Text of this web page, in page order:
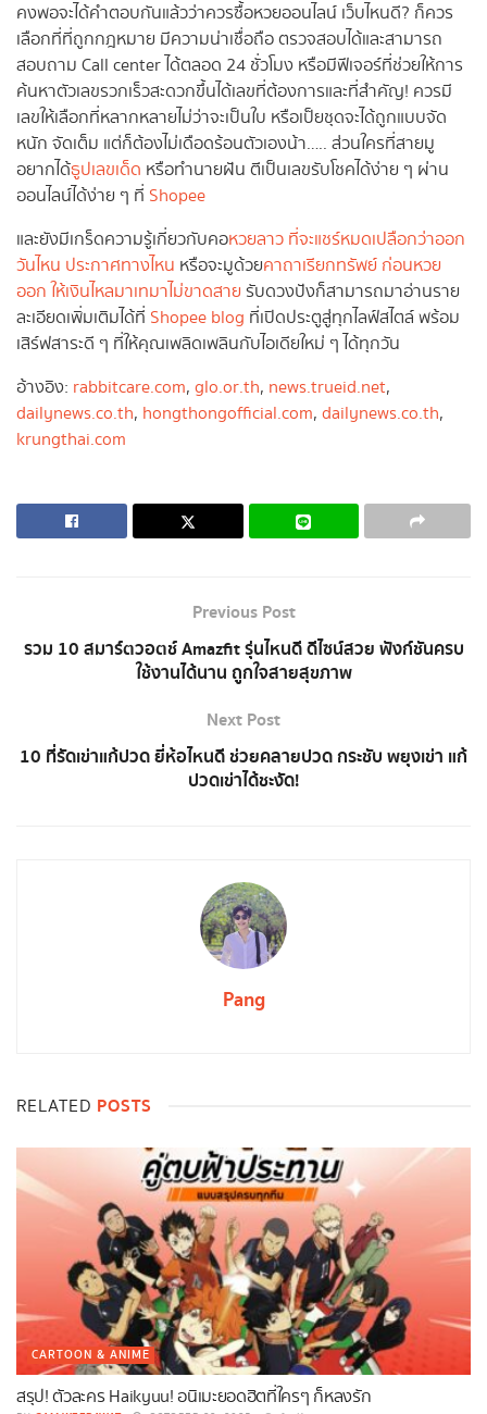
คงพอจะได้คำตอบกันแล้วว่าควรซื้อหวยออนไลน์ เว็บไหนดี? ก็ควร
เลือกที่ที่ถูกกฎหมาย มีความน่าเชื่อถือ ตรวจสอบได้และสามารถ
สอบถาม Call center ได้ตลอด 24 ชั่วโมง หรือมีฟีเจอร์ที่ช่วยให้การ
ค้นหาตัวเลขรวกเร็วสะดวกขึ้นได้เลขที่ต้องการและที่สำคัญ! ควรมี
เลขให้เลือกที่หลากหลายไม่ว่าจะเป็นใบ หรือเป็ยชุดจะได้ถูกแบบจัด
หนัก จัดเต็ม แต่ก็ต้องไม่เดือดร้อนตัวเองน้า….. ส่วนใครที่สายมู
อยากได้ธูปเลขเด็ด หรือทำนายฝัน ตีเป็นเลขรับโชคได้ง่าย ๆ ผ่าน
ออนไลน์ได้ง่าย ๆ ที่ Shopee
และยังมีเกร็ดความรู้เกี่ยวกับคอหวยลาว ที่จะแชร์หมดเปลือกว่าออก
วันไหน ประกาศทางไหน หรือจะมูด้วยคาถาเรียกทรัพย์ ก่อนหวย
ออก ให้เงินไหลมาเทมาไม่ขาดสาย รับดวงปังก็สามารถมาอ่านราย
ละเอียดเพิ่มเติมได้ที่ Shopee blog ที่เปิดประตูสู่ทุกไลฟ์สไตล์ พร้อม
เสิร์ฟสาระดี ๆ ที่ให้คุณเพลิดเพลินกับไอเดียใหม่ ๆ ได้ทุกวัน
อ้างอิง: rabbitcare.com, glo.or.th, news.trueid.net,
dailynews.co.th, hongthongofficial.com, dailynews.co.th,
krungthai.com
Previous Post
รวม 10 สมาร์ตวอตช์ Amazfit รุ่นไหนดี ดีไซน์สวย ฟังก์ชันครบ
ใช้งานได้นาน ถูกใจสายสุขภาพ
Next Post
10 ที่รัดเข่าแก้ปวด ยี่ห้อไหนดี ช่วยคลายปวด กระชับ พยุงเข่า แก้
ปวดเข่าได้ชะงัด!
Pang
RELATED POSTS
CARTOON & ANIME
สรุป! ตัวละคร Haikyuu! อนิเมะยอดฮิตที่ใครๆ ก็หลงรัก